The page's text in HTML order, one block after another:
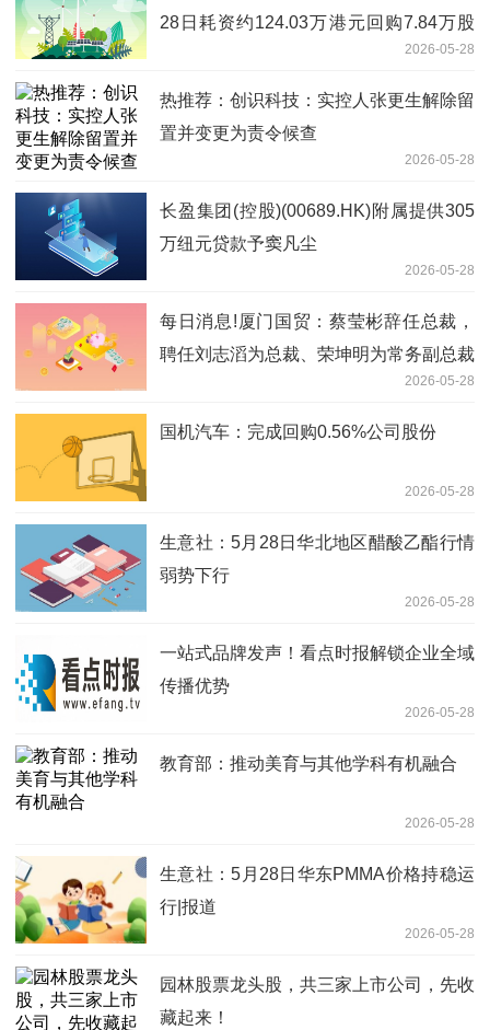
28日耗资约124.03万港元回购7.84万股
2026-05-28
热推荐：创识科技：实控人张更生解除留
置并变更为责令候查
2026-05-28
长盈集团(控股)(00689.HK)附属提供305
万纽元贷款予窦凡尘
2026-05-28
每日消息!厦门国贸：蔡莹彬辞任总裁，
聘任刘志滔为总裁、荣坤明为常务副总裁
2026-05-28
国机汽车：完成回购0.56%公司股份
2026-05-28
生意社：5月28日华北地区醋酸乙酯行情
弱势下行
2026-05-28
一站式品牌发声！看点时报解锁企业全域
传播优势
2026-05-28
教育部：推动美育与其他学科有机融合
2026-05-28
生意社：5月28日华东PMMA价格持稳运
行|报道
2026-05-28
园林股票龙头股，共三家上市公司，先收
藏起来！